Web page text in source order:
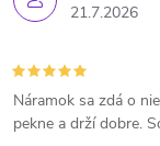
21.7.2026
Náramok sa zdá o
pekne a drží dobre.